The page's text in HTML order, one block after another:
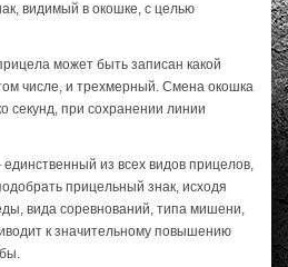
видимый в окошке, с целью
может быть записан какой
числе, и трехмерный. Смена окошка
секунд, при сохранении линии
из всех видов прицелов,
прицельный знак, исходя
вида соревнований, типа мишени,
к значительному повышению